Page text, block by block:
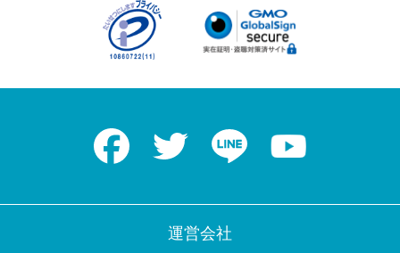
Facebook Twitter LINE
運営会社